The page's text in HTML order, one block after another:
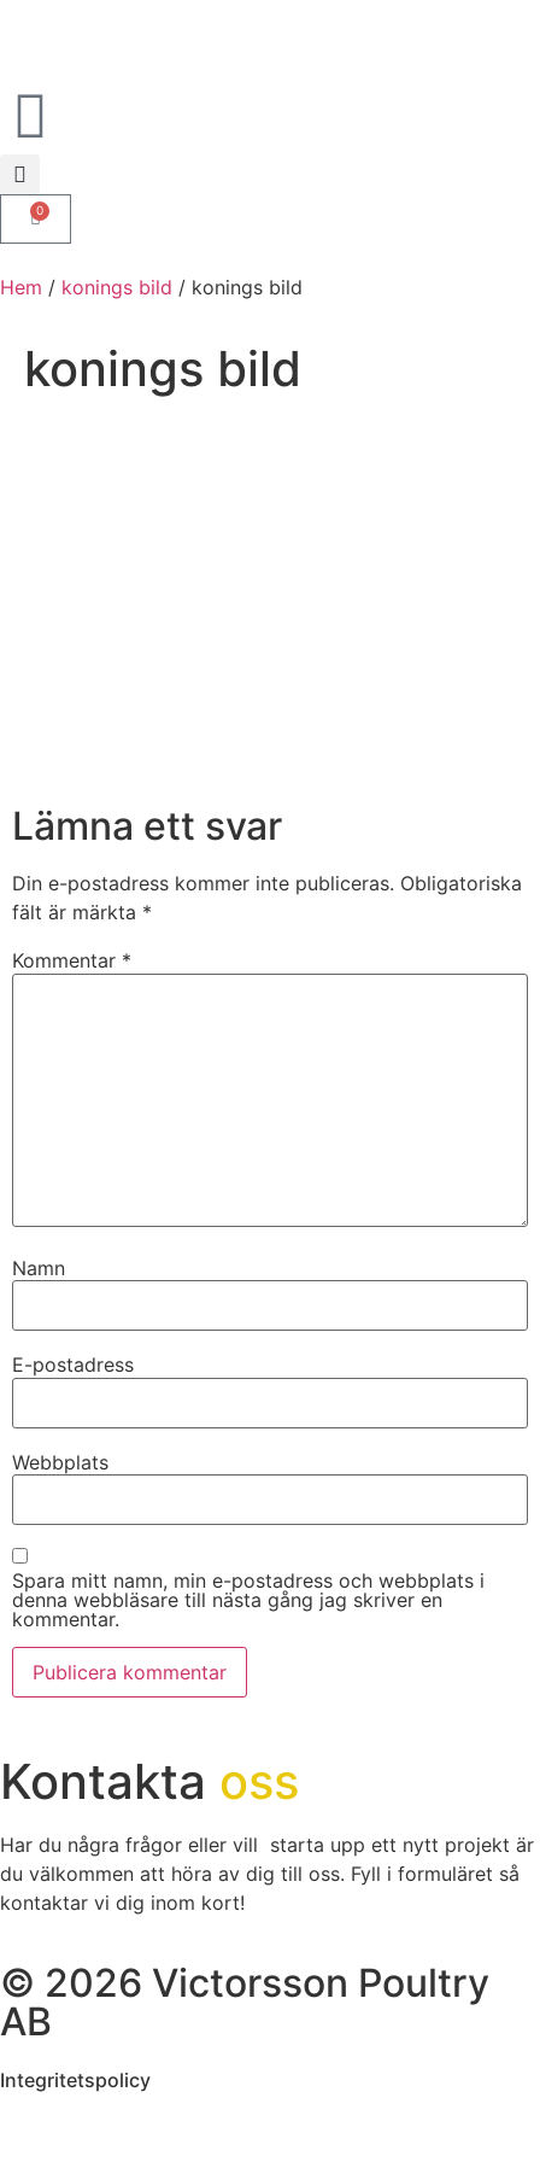
0
Hem / konings bild / konings bild
konings bild
Lämna ett svar
Din e-postadress kommer inte publiceras. Obligatoriska
fält är märkta *
Kommentar *
Namn
E-postadress
Webbplats
Spara mitt namn, min e-postadress och webbplats i
denna webbläsare till nästa gång jag skriver en
kommentar.
Kontakta oss
Har du några frågor eller vill starta upp ett nytt projekt är
du välkommen att höra av dig till oss. Fyll i formuläret så
kontaktar vi dig inom kort!
© 2026 Victorsson Poultry
AB
Integritetspolicy